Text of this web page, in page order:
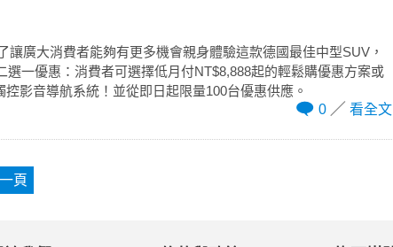
讓廣大消費者能夠有更多機會親身體驗這款德國最佳中型SUV，
選一優惠：消費者可選擇低月付NT$8,888起的輕鬆購優惠方案或
影音導航系統！並從即日起限量100台優惠供應。
0
看全文
頁